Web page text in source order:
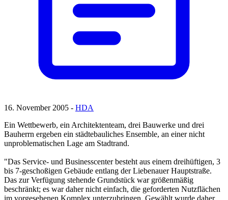
16. November 2005 - HDA
Ein Wettbewerb, ein Architektenteam, drei Bauwerke und drei
Bauherrn ergeben ein städtebauliches Ensemble, an einer nicht
unproblematischen Lage am Stadtrand.
"Das Service- und Businesscenter besteht aus einem dreihüftigen, 3
bis 7-geschoßigen Gebäude entlang der Liebenauer Hauptstraße.
Das zur Verfügung stehende Grundstück war größenmäßig
beschränkt; es war daher nicht einfach, die geforderten Nutzflächen